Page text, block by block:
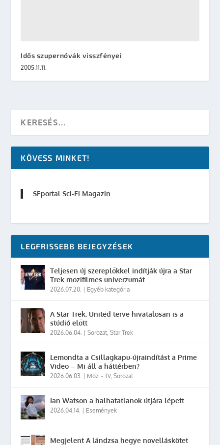
Idős szupernóvák visszfényei
2005.11.11.
KÖVESS MINKET!
SFportal Sci-Fi Magazin
LEGFRISSEBB BEJEGYZÉSEK
Teljesen új szereplőkkel indítják újra a Star
Trek mozifilmes univerzumát
2026.07.20. Egyéb kategória
A Star Trek: United terve hivatalosan is a
stúdió előtt
2026.06.04. |Sorozat,Star Trek
Lemondta a Csillagkapu-újraindítást a Prime
Video – Mi áll a háttérben?
2026.06.03. Mozi - TV,Sorozat
Ian Watson a halhatatlanok útjára lépett
2026.04.14. Események
Megjelent A lándzsa hegye novelláskötet